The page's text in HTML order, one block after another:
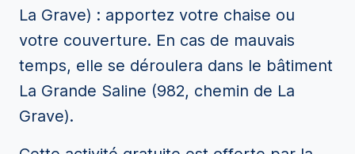
La Grave) : apportez votre chaise ou
votre couverture. En cas de mauvais
temps, elle se déroulera dans le bâtiment
La Grande Saline (982, chemin de La
Grave).